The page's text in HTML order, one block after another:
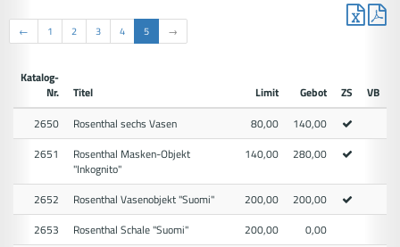
← 1 2 3 4 5 →
Katalog-
Nr.
Titel Limit Gebot ZS
VB
2650
Rosenthal sechs Vasen 80,00
140,00
2651
Rosenthal Masken-Objekt
"Inkognito"
140,00 280,00
2652 Rosenthal Vasenobjekt "Suomi" 200,00
200,00
2653
Rosenthal Schale "Suomi" 200,00
0,00